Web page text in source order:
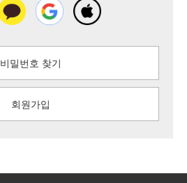
비밀번호 찾기
회원가입